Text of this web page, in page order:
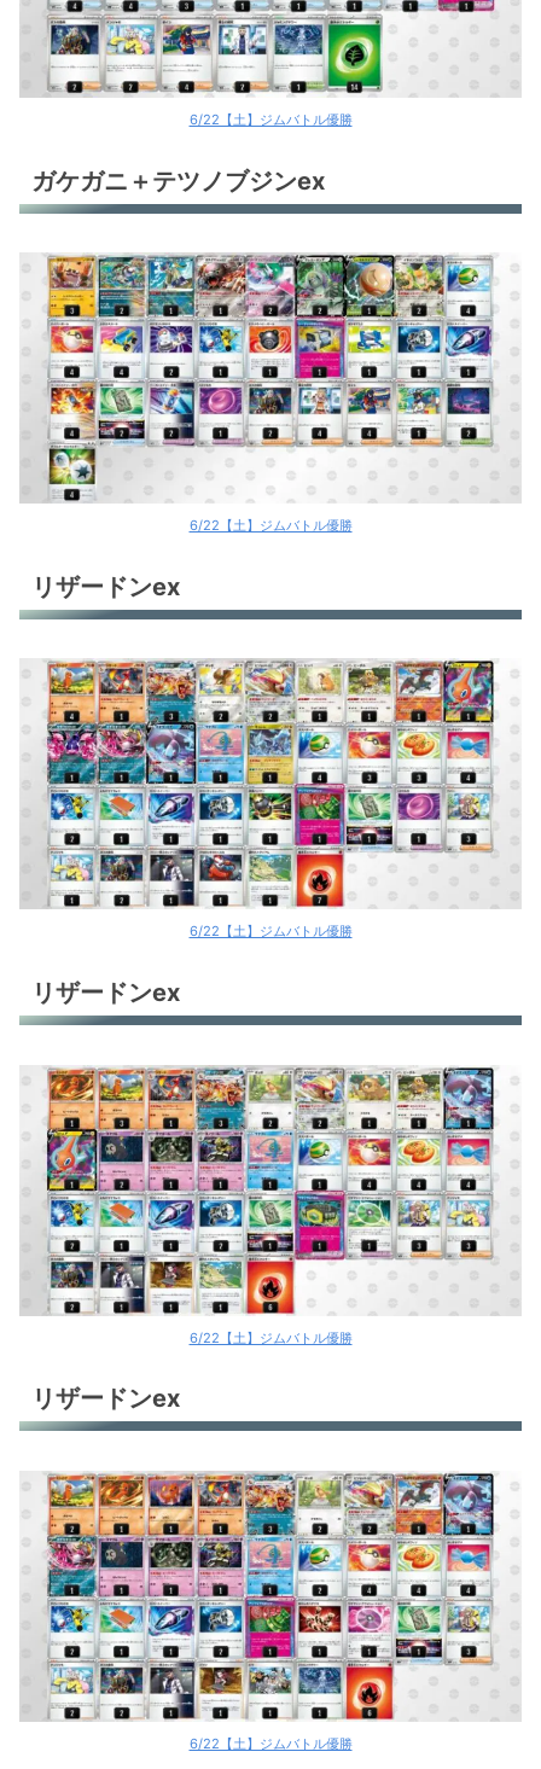
6/22【土】ジムバトル優勝
ガケガニ＋テツノブジンex
6/22【土】ジムバトル優勝
リザードンex
6/22【土】ジムバトル優勝
リザードンex
6/22【土】ジムバトル優勝
リザードンex
6/22【土】ジムバトル優勝